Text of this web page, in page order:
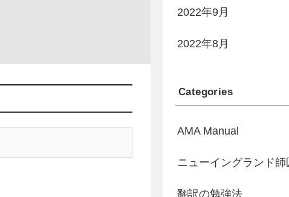
2022年9月
2022年8月
Categories
AMA Manual
ニューイングランド師
翻訳の勉強法